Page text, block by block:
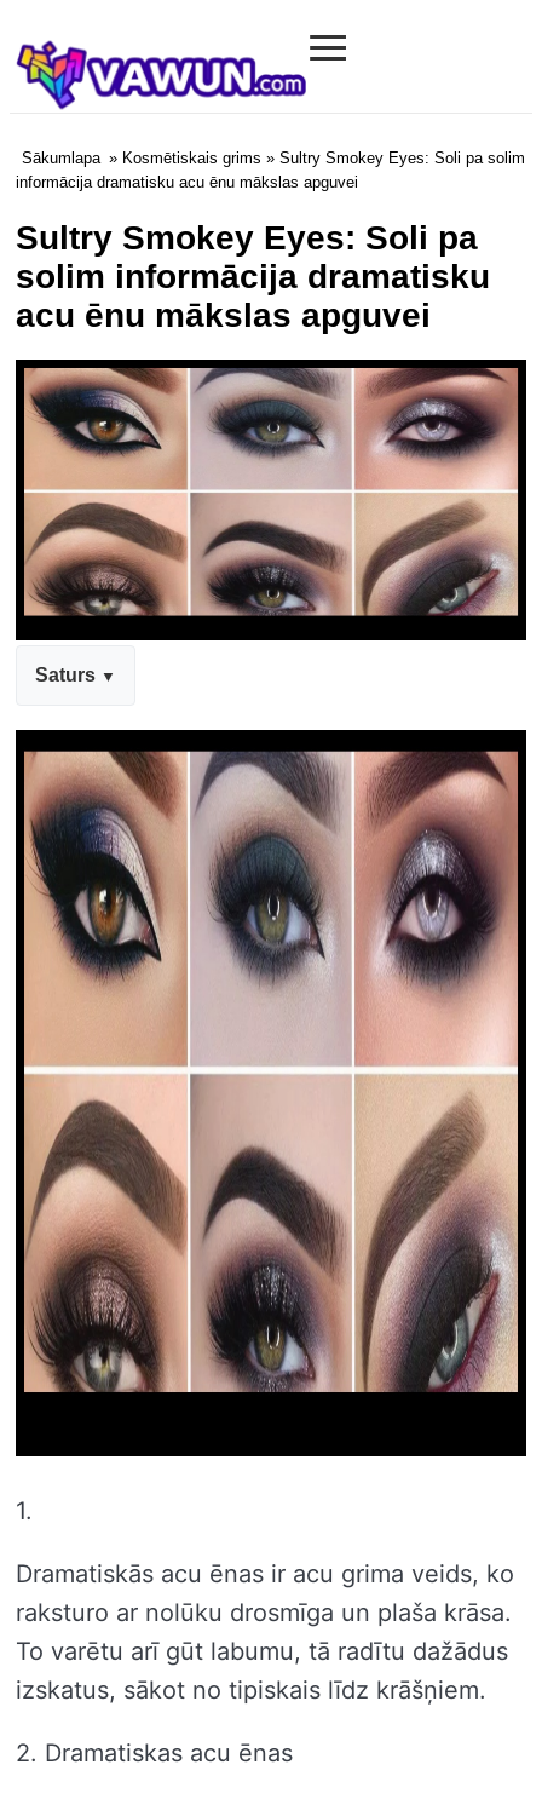
Vawun.com
≡
Sākumlapa » Kosmētiskais grims » Sultry Smokey Eyes: Soli pa solim
informācija dramatisku acu ēnu mākslas apguvei
Sultry Smokey Eyes: Soli pa
solim informācija dramatisku
acu ēnu mākslas apguvei
Saturs
1.
Dramatiskās acu ēnas ir acu grima veids, ko
raksturo ar nolūku drosmīga un plaša krāsa.
To varētu arī gūt labumu, tā radītu dažādus
izskatus, sākot no tipiskais līdz krāšņiem.
2. Dramatiskas acu ēnas